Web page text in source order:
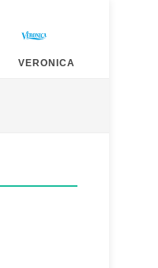
VERONICA